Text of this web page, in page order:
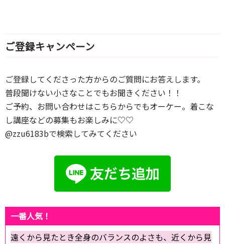
ご登録キャンペーン
ご登録してくださった方からのご質問にお答えします。
普段聞けない小さなことでもお聞きください！！
ご予約、お問い合わせはこちらからでもオーケー。着こな
し講座などの募集もお楽しみに♡♡
@zzu6183bで検索してみてください
一番人気！
遠くから見たとき全身のバランスのよさも、近くから見